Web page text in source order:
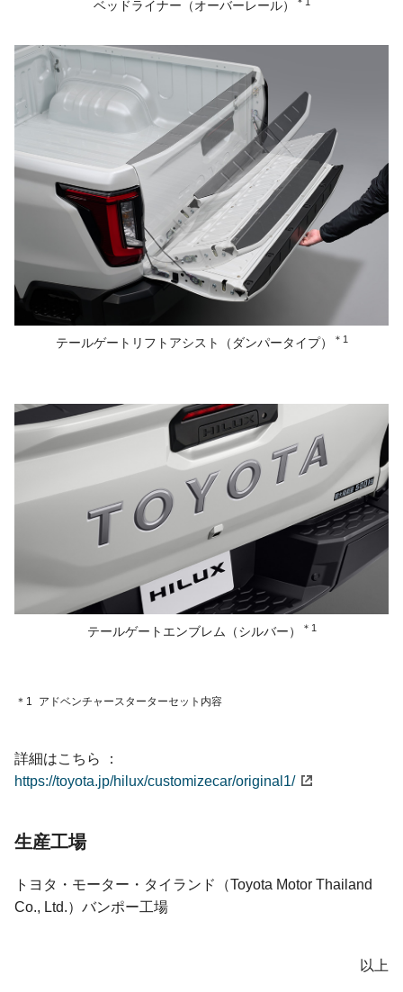
ベッドライナー （オーバーレール）
テールゲートリフトアシスト （ダンパータイプ） ＊1
テールゲートエンブレム （シルバー） ＊1
＊1 アドベンチャースターターセット内容
詳細はこちら
https://toyota.jp/hilux/customizecar/original1/
生産工場
トヨタ・モーター・タイランド（Toyota Motor Thailand
Co., Ltd.）バンポー工場
以上